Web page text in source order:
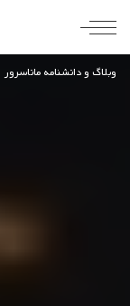
وبلاگ و دانشنامه ماناسرور